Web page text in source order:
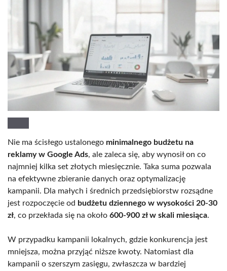
Nie ma ścisłego ustalonego minimalnego budżetu na
reklamy w Google Ads, ale zaleca się, aby wynosił on co
najmniej kilka set złotych miesięcznie. Taka suma pozwala
na efektywne zbieranie danych oraz optymalizację
kampanii. Dla małych i średnich przedsiębiorstw rozsądne
jest rozpoczęcie od budżetu dziennego w wysokości 20-30
zł, co przekłada się na około 600-900 zł w skali miesiąca.
W przypadku kampanii lokalnych, gdzie konkurencja jest
mniejsza, można przyjąć niższe kwoty. Natomiast dla
kampanii o szerszym zasięgu, zwłaszcza w bardziej